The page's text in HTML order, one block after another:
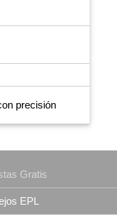
precisión
Gratis
EPL